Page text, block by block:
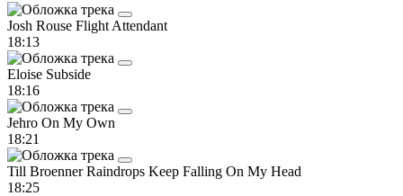
Josh Rouse Flight Attendant
18:13
Eloise Subside
18:16
Jehro On My Own
18:21
Till BroennerRaindrops Keep Falling On My Head
18:25